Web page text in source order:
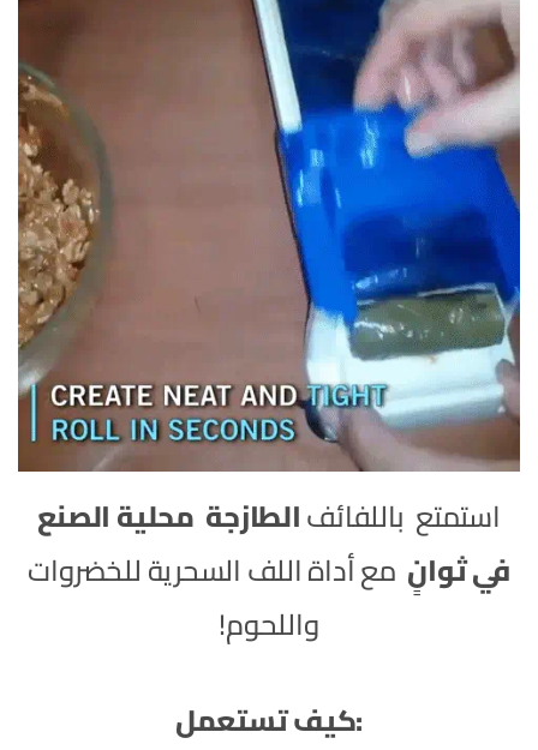
استمتع باللفائفالطازجة محلية الصنع
في ثوانٍ مع أداة اللف السحرية للخضروات
واللحوم!
:كيف تستعمل